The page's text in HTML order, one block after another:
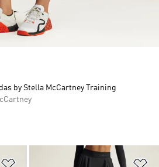
Dodaj do listy życzeń
by Stella McCartney Training